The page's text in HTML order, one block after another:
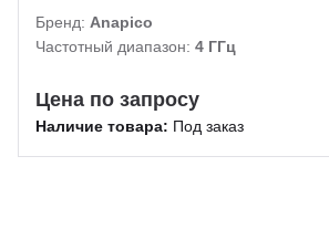
Бренд: Anapico
Частотный диапазон: 4 ГГц
Цена по запросу
Наличие товара: Под заказ